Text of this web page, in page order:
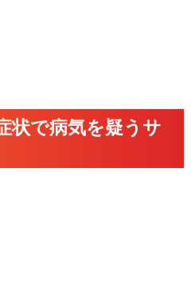
状で病気を疑うサ